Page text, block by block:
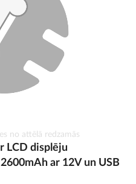
no attēlā redzamās
LCD displēju
ar 12V un USB